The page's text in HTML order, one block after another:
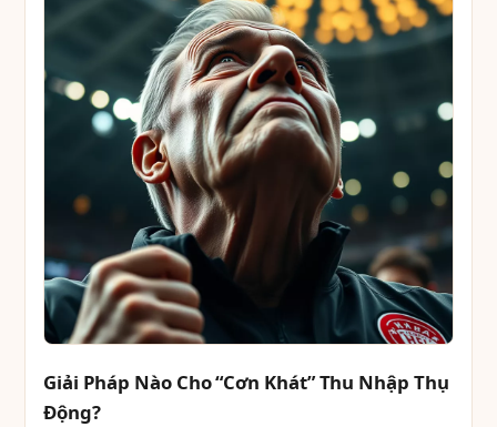
Giải Pháp Nào Cho “Cơn Khát” Thu Nhập Thụ
Động?